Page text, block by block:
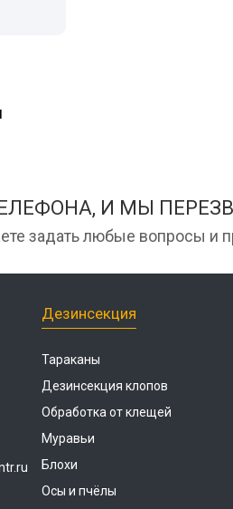
И МЫ
задать любые вопросы и
Дезинсекция
Тараканы
Дезинсекция клопов
Обработка от клещей
Муравьи
Блохи
Осы и пчёлы